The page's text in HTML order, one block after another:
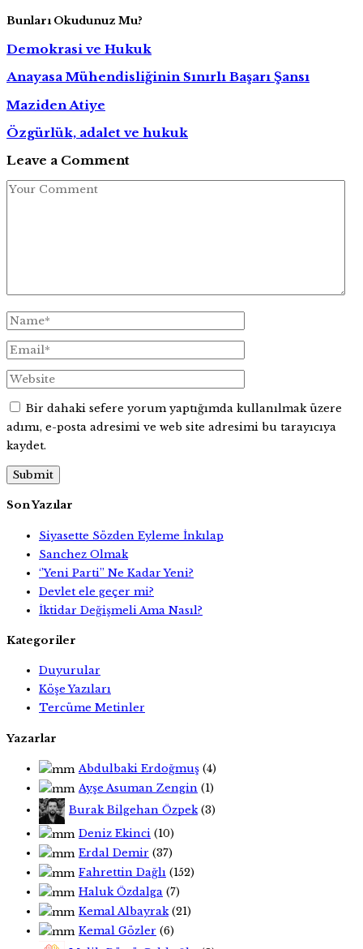
Bunları Okudunuz Mu?
Demokrasi ve Hukuk
Anayasa Mühendisliğinin Sınırlı Başarı Şansı
Maziden Atiye
Özgürlük, adalet ve hukuk
Leave a Comment
Bir dahaki sefere yorum yaptığımda kullanılmak üzere
adımı, e-posta adresimi ve web site adresimi bu tarayıcıya
kaydet.
Son Yazılar
Siyasette Sözden Eyleme İnkılap
Sanchez Olmak
‘’Yeni Parti’’ Ne Kadar Yeni?
Devlet ele geçer mi?
İktidar Değişmeli Ama Nasıl?
Kategoriler
Duyurular
Köşe Yazıları
Tercüme Metinler
Yazarlar
Abdulbaki Erdoğmuş (4)
Ayşe Asuman Zengin (1)
Burak Bilgehan Özpek(3)
Deniz Ekinci (10)
Erdal Demir (37)
Fahrettin Dağlı (152)
Haluk Özdalga (7)
Kemal Albayrak(21)
Kemal Gözler (6)